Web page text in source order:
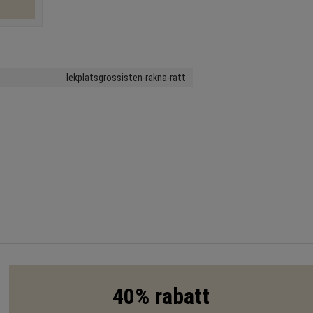
lekplatsgrossisten-rakna-ratt
40% rabatt